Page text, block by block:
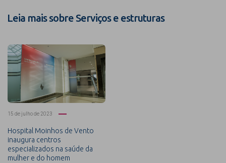
Leia mais sobre Serviços e estruturas
15 de julho de 2023
Hospital Moinhos de Vento
inaugura centros
especializados na saúde da
mulher e do homem